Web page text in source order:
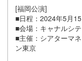
[福岡公演]
■日程：2024年5月
■会場：キャナルシ
■主催：シアターマ
ン東京